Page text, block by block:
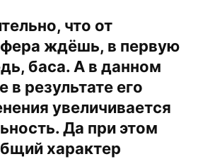
что от
ждёшь, в первую
баса. А в данном
в результате его
увеличивается
Да при этом
характер